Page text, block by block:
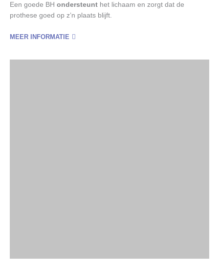
Een goede BH ondersteunt het lichaam en zorgt dat de
prothese goed op z’n plaats blijft.
MEER INFORMATIE